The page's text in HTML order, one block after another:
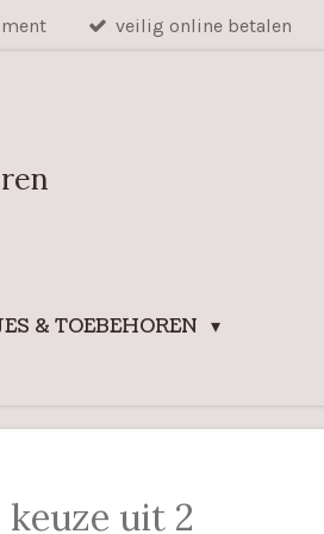
veilig online betalen
& TOEBEHOREN
uit 2